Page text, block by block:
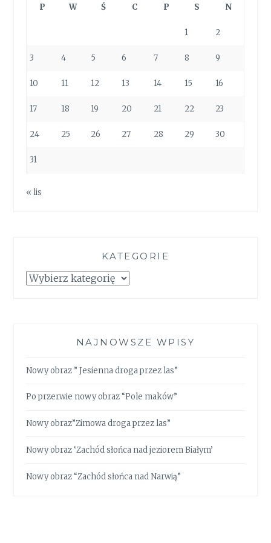
P W Ś C P S N
1 2
3 4 5 6 7 8 9
10 11 12 13 14 15 16
17 18 19 20 21 22 23
24 25 26 27 28 29 30
31
« lis
KATEGORIE
Kategorie
NAJNOWSZE WPISY
Nowy obraz ” Jesienna droga przez las”
Po przerwie nowy obraz “Pole maków”
Nowy obraz”Zimowa droga przez las”
Nowy obraz ‘Zachód słońca nad jeziorem Białym’
Nowy obraz “Zachód słońca nad Narwią”